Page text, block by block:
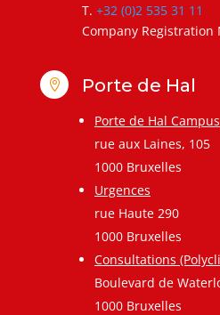
T. +32 (0)2 535 31 11
Company Registration
 Porte de Hal
Porte de Hal Campus
rue aux Laines, 105
1000 Bruxelles
Urgences
rue Haute 290
1000 Bruxelles
Consultations
Boulevard de
1000 Bruxelles